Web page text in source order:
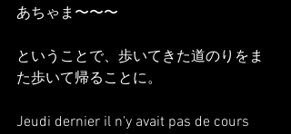
あちゃま〜〜〜
ということで、歩いてきた道のりをま
た歩いて帰ることに。
Jeudi dernier il n'y avait pas de cours